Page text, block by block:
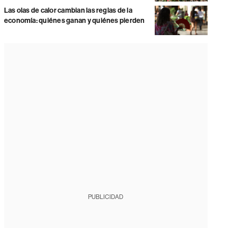
Las olas de calor cambian las reglas de la
economía: quiénes ganan y quiénes pierden
PUBLICIDAD